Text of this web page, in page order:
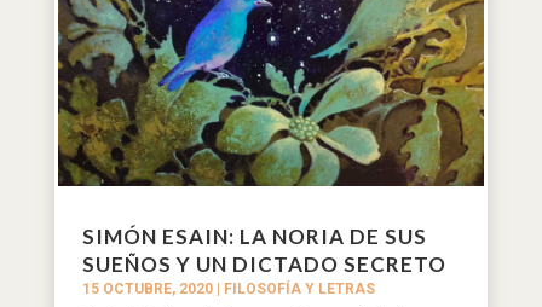
SIMÓN ESAIN: LA NORIA DE SUS
SUEÑOS Y UN DICTADO SECRETO
15 OCTUBRE, 2020| FILOSOFÍA Y LETRAS